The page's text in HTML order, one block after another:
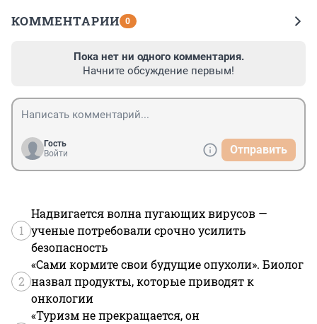
КОММЕНТАРИИ 0
Пока нет ни одного комментария.
Начните обсуждение первым!
Гость
Войти
Отправить
1
Надвигается волна пугающих вирусов —
ученые потребовали срочно усилить
безопасность
2
«Сами кормите свои будущие опухоли». Биолог
назвал продукты, которые приводят к
онкологии
«Туризм не прекращается, он